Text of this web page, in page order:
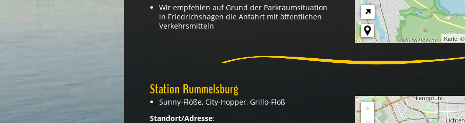
Wir empfehlen auf Grund der Parkraumsituation
in Friedrichshagen die Anfahrt mit öffentlichen
Verkehrsmitteln
Karte: ©
Station Rummelsburg
Sunny-Flöße, City-Hopper, Grillo-Floß
Standort/Adresse:
+